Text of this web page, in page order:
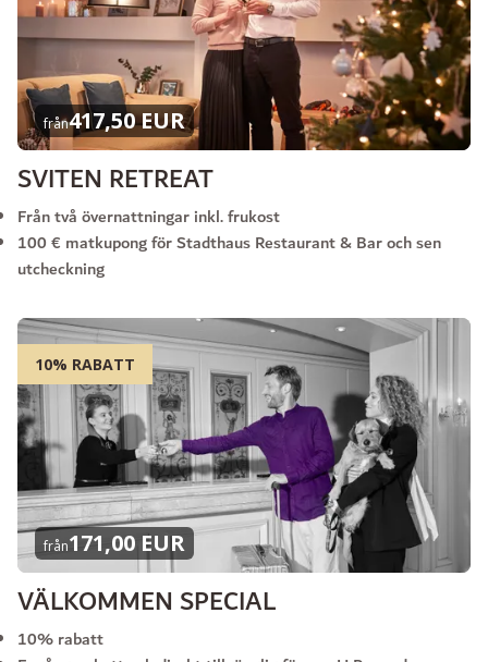
från417,50 EUR
SVITEN RETREAT
Från två övernattningar inkl. frukost
100 € matkupong för Stadthaus Restaurant & Bar och sen
utcheckning
10% RABATT
från171,00 EUR
VÄLKOMMEN SPECIAL
10% rabatt